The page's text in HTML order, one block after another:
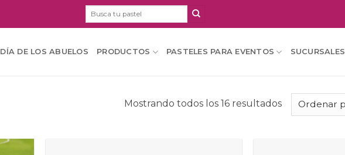
DÍA DE LOS ABUELOS PRODUCTOS PASTELES PARA EVENTOS SUCURSALES
Mostrando todos los 16 resultadosSorted
by